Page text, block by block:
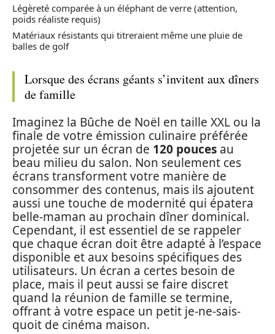
Légèreté comparée à un éléphant de verre (attention,
poids réaliste requis)
Matériaux résistants qui titreraient même une pluie de
balles de golf
Lorsque des écrans géants s’invitent aux dîners
de famille
Imaginez la Bûche de Noël en taille XXL ou la
finale de votre émission culinaire préférée
projetée sur un écran de 120 pouces au
beau milieu du salon. Non seulement ces
écrans transforment votre manière de
consommer des contenus, mais ils ajoutent
aussi une touche de modernité qui épatera
belle-maman au prochain dîner dominical.
Cependant, il est essentiel de se rappeler
que chaque écran doit être adapté à l’espace
disponible et aux besoins spécifiques des
utilisateurs. Un écran a certes besoin de
place, mais il peut aussi se faire discret
quand la réunion de famille se termine,
offrant à votre espace un petit je-ne-sais-
quoit de cinéma maison.